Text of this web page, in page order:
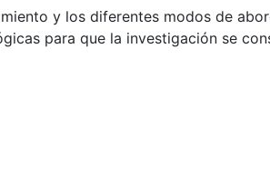
y los diferentes modos de
para que la investigación se